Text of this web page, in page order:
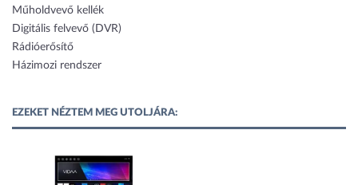
Műholdvevő kellék
Digitális felvevő (DVR)
Rádióerősítő
Házimozi rendszer
EZEKET NÉZTEM MEG UTOLJÁRA: